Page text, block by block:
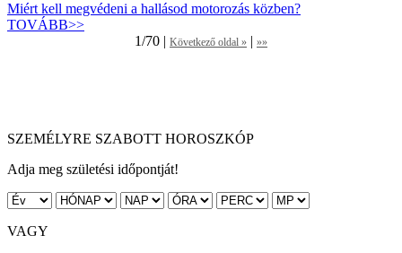
Miért kell megvédeni a hallásod motorozás közben?
TOVÁBB>>
1/70 | Következő oldal » | »»
SZEMÉLYRE SZABOTT HOROSZKÓP
Adja meg születési időpontját!
VAGY